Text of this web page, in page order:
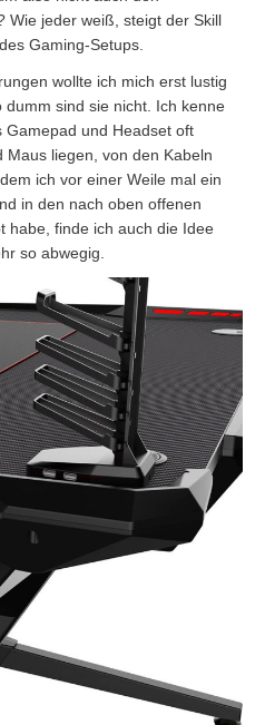
Wie jeder weiß, steigt der Skill
Gaming-Setups.
wollte ich mich erst lustig
sind sie nicht. Ich kenne
und Headset oft
Maus liegen, von den Kabeln
ich vor einer Weile mal ein
in den nach oben offenen
habe, finde ich auch die Idee
so abwegig.